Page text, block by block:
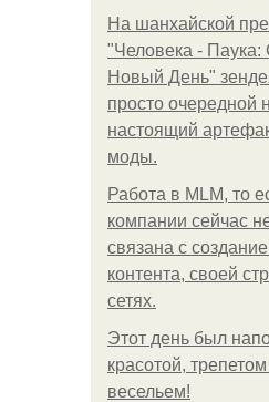
На шанхайской
"Человека -
Новый День"
просто очередной
настоящий
моды.
Работа в MLM, то
компании сейчас
связана с
контента, своей
сетях.
Этот день был
красотой,
весельем!